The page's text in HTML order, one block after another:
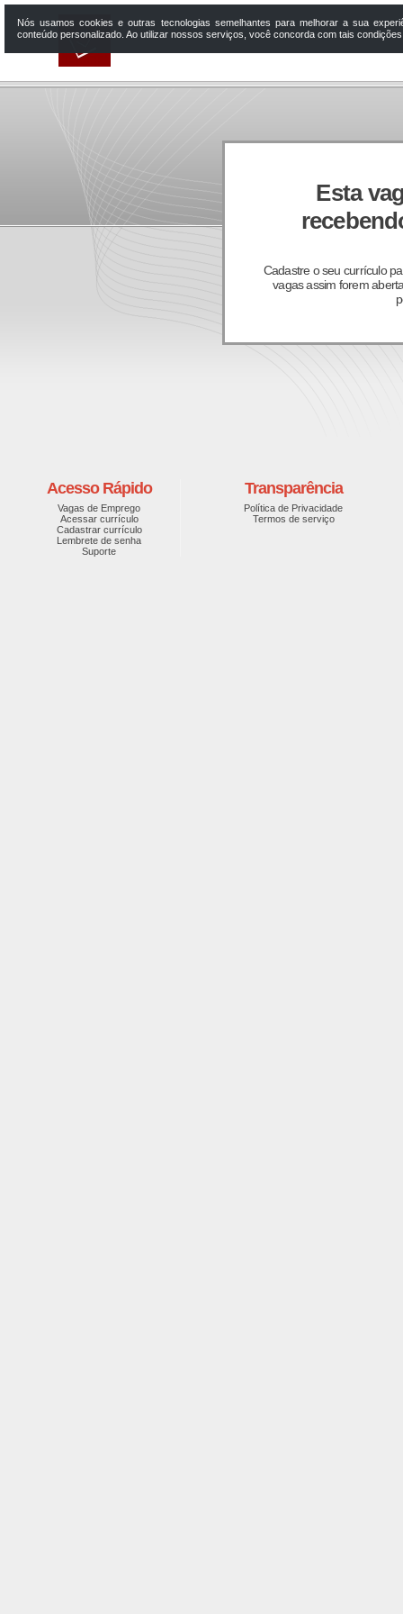
Esta
Cadastre o seu currículo
vagas assim forem
Acesso Rápido
Vagas de Emprego
Acessar currículo
Cadastrar currículo
Lembrete de senha
Suporte
Transparência
Política de Privacidade
Termos de serviço
Nós usamos cookies e outras tecnologias semelhantes para melhorar a sua
conteúdo personalizado. Ao utilizar nossos serviços, você concorda com tais